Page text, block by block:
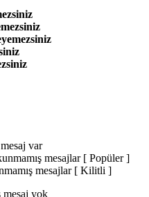
var
mesajlar [ Popüler ]
mesajlar [ Kilitli ]
mesaj yok